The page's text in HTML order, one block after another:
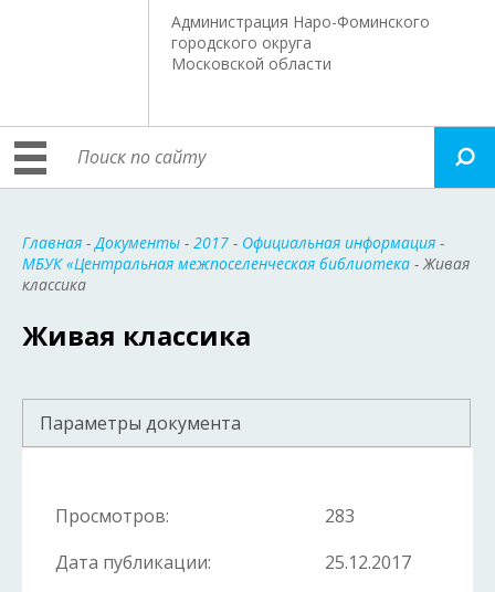
Администрация Наро-Фоминского
городского округа
Московской области
Главная -Документы - 2017 - Официальная информация -
МБУК «Центральная межпоселенческая библиотека - Живая
классика
Живая классика
Параметры документа
Просмотров:
283
Дата публикации:
25.12.2017